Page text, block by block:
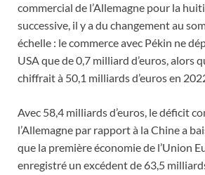
commercial de l’Allemagne pour la
successive, il y a du changement au
échelle : le commerce avec Pékin ne
USA que de 0,7 milliard d’euros, alors
chiffrait à 50,1 milliards d’euros en
Avec 58,4 milliards d’euros, le déficit
l’Allemagne par rapport à la Chine a
que la première économie de l’Union
enregistré un excédent de 63,5